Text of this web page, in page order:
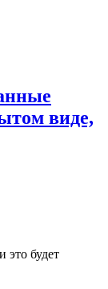
виде,
это будет